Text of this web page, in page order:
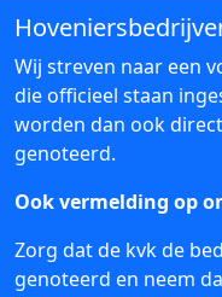
Wij streven naar een
die officieel staan
worden dan ook
genoteerd.
Ook vermelding op
Zorg dat de kvk de
genoteerd en neem